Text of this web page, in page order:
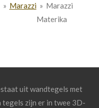
» Marazzi » Marazzi
Materika
uit wandtegels met
zijn er in twee 3D-